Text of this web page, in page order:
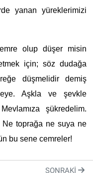
yanan yüreklerimizi
olup düşer misin
için; söz dudağa
düşmelidir demiş
Aşkla ve şevkle
şükredelim.
Ne toprağa ne suya ne
bu sene cemreler!
SONRAKI